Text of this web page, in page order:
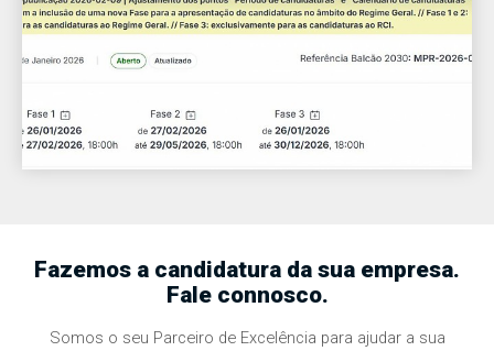
Fazemos a candidatura da sua empresa.
Fale connosco.
Somos o seu Parceiro de Excelência para ajudar a sua